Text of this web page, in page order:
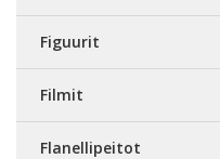
Figuurit
Filmit
Flanellipeitot